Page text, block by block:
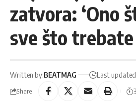
zatvora: ‘Ono
sve što trebate
Written by:BEATMAG Last
Share